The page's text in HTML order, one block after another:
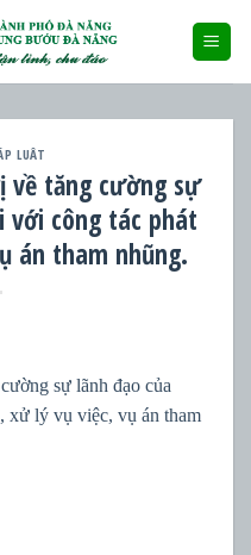
LUÂT
về tăng cường sự
với công tác phát
án tham nhũng.
sự lãnh đạo của
xử lý vụ việc, vụ án tham